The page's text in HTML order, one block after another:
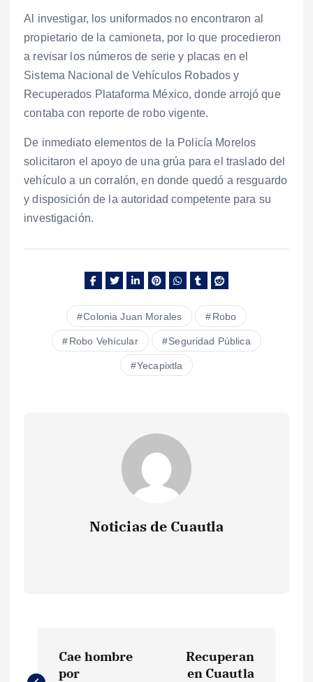
Al investigar, los uniformados no encontraron al
propietario de la camioneta, por lo que procedieron
a revisar los números de serie y placas en el
Sistema Nacional de Vehículos Robados y
Recuperados Plataforma México, donde arrojó que
contaba con reporte de robo vigente.
De inmediato elementos de la Policía Morelos
solicitaron el apoyo de una grúa para el traslado del
vehículo a un corralón, en donde quedó a resguardo
y disposición de la autoridad competente para su
investigación.
Colonia Juan Morales Robo
Robo Vehícular Seguridad Pública
Yecapixtla
Noticias de Cuautla
Cae hombre
por
Recuperan
en Cuautla